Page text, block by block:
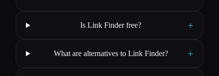
Is Link Finder free? +
What are alternatives to Link Finder? +